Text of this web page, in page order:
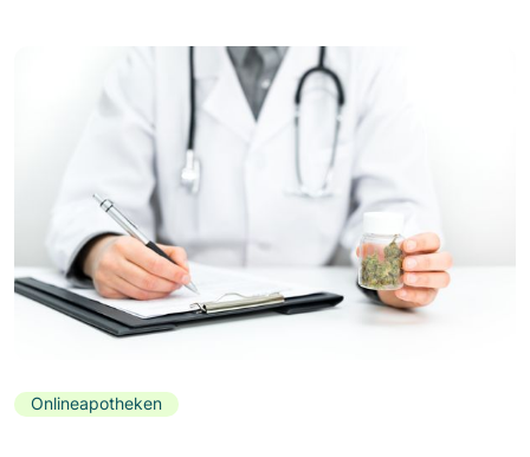
Onlineapotheken